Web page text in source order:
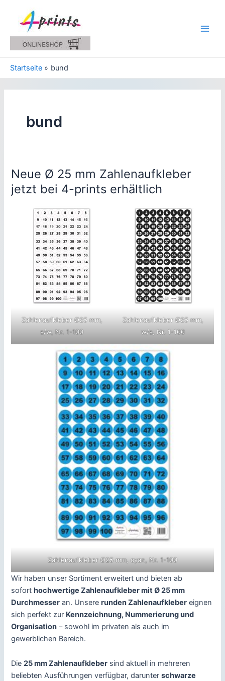
springen
Startseite bund
bund
Neue Ø 25 mm Zahlenaufkleber
jetzt bei 4-prints erhältlich
Zahlenaufkleber Ø25 mm,
s/w, Nr. 1-100
Zahlenaufkleber Ø25 mm,
w/s, Nr. 1-100
Zahlenaufkleber Ø25 mm, cyan, Nr. 1-100
Wir haben unser Sortiment erweitert und bieten ab
soforthochwertige Zahlenaufkleber mit Ø 25 mm
Durchmesser an. Unsererunden Zahlenaufkleber eignen
sich perfekt zur Kennzeichnung, Nummerierung und
Organisation – sowohl im privaten als auch im
gewerblichen Bereich.
Die25 mm Zahlenaufkleber sind aktuell in mehreren
beliebten Ausführungen verfügbar, darunterschwarze